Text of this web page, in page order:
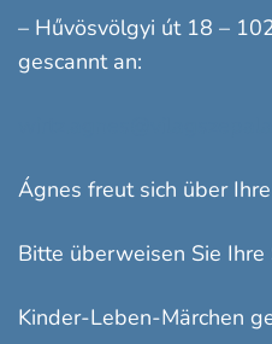
– Hűvösvölgyi út 18 –
gescannt an:
Ágnes freut sich über
Bitte überweisen Sie Ihre
Kinder-Leben-Märchen